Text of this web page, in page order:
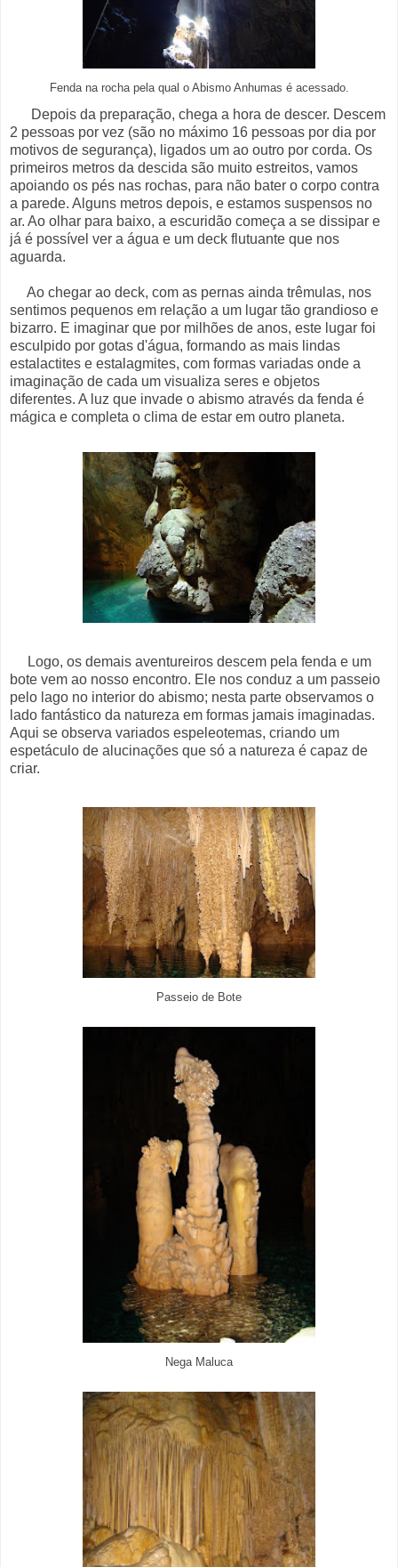
Fenda na rocha pela qual o Abismo Anhumas é acessado.
Depois da preparação, chega a hora de descer. Descem
2 pessoas por vez (são no máximo 16 pessoas por dia por
motivos de segurança), ligados um ao outro por corda. Os
primeiros metros da descida são muito estreitos, vamos
apoiando os pés nas rochas, para não bater o corpo contra
a parede. Alguns metros depois, e estamos suspensos no
ar. Ao olhar para baixo, a escuridão começa a se dissipar e
já é possível ver a água e um deck flutuante que nos
aguarda.
Ao chegar ao deck, com as pernas ainda trêmulas, nos
sentimos pequenos em relação a um lugar tão grandioso e
bizarro. E imaginar que por milhões de anos, este lugar foi
esculpido por gotas d'água, formando as mais lindas
estalactites e estalagmites, com formas variadas onde a
imaginação de cada um visualiza seres e objetos
diferentes. A luz que invade o abismo através da fenda é
mágica e completa o clima de estar em outro planeta.
Logo, os demais aventureiros descem pela fenda e um
bote vem ao nosso encontro. Ele nos conduz a um passeio
pelo lago no interior do abismo; nesta parte observamos o
lado fantástico da natureza em formas jamais imaginadas.
Aqui se observa variados espeleotemas, criando um
espetáculo de alucinações que só a natureza é capaz de
criar.
Passeio de Bote
Nega Maluca